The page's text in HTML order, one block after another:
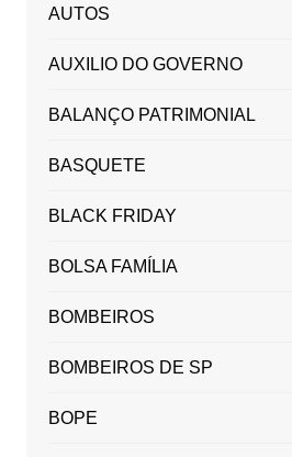
AUTOS
AUXILIO DO GOVERNO
BALANÇO PATRIMONIAL
BASQUETE
BLACK FRIDAY
BOLSA FAMÍLIA
BOMBEIROS
BOMBEIROS DE SP
BOPE